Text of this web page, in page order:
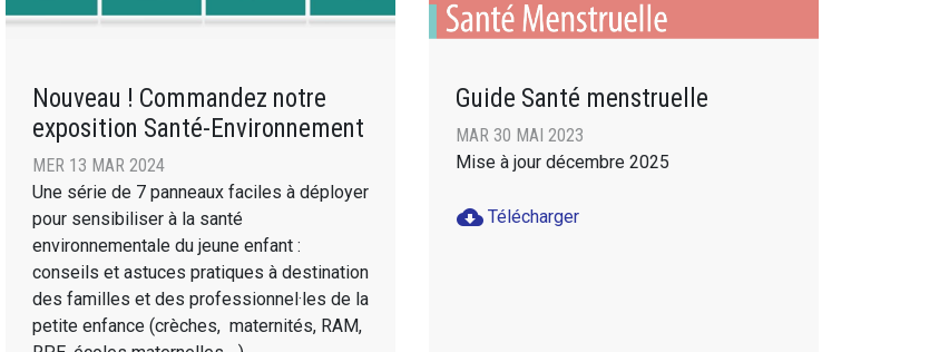
Nouveau ! Commandez notre
exposition Santé-Environnement
MER 13 MAR 2024
Une série de 7 panneaux faciles à déployer
pour sensibiliser à la santé
environnementale du jeune enfant :
conseils et astuces pratiques à destination
des familles et des professionnel·les de la
petite enfance (crèches, maternités, RAM,
Guide Santé menstruelle
MAR 30 MAI 2023
Mise à jour décembre 2025
cloud_download Télécharger